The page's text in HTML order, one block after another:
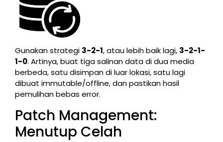
Gunakan strategi 3-2-1, atau lebih baik lagi, 3-2-1-
1-0. Artinya, buat tiga salinan data di dua media
berbeda, satu disimpan di luar lokasi, satu lagi
dibuat immutable/offline, dan pastikan hasil
pemulihan bebas error.
Patch Management:
Menutup Celah